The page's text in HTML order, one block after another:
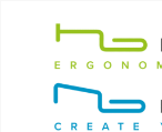
Accueil >
X9